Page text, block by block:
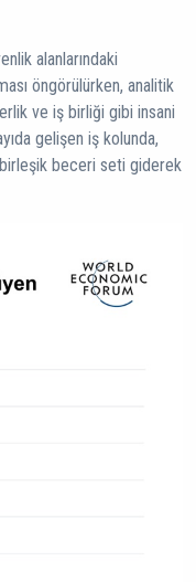
alanlarındaki
öngörülürken, analitik
ve iş birliği gibi insani
gelişen iş kolunda,
beceri seti giderek